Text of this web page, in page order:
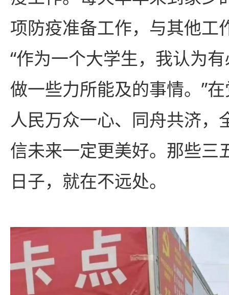
项防疫准备工作，与其他工
“作为一个大学生，我认为
做一些力所能及的事情。”
人民万众一心、同舟共济，
信未来一定更美好。那些三
日子，就在不远处。